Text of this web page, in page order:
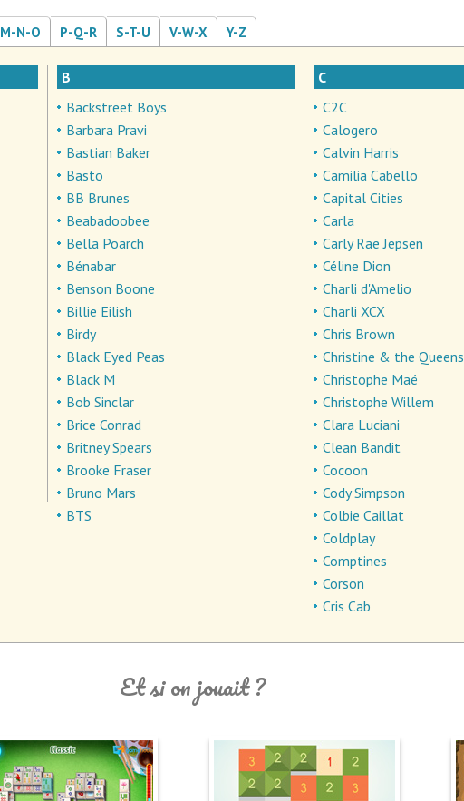
M-N-O P-Q-R S-T-U V-W-X Y-Z
B
Backstreet Boys
Barbara Pravi
Bastian Baker
Basto
BB Brunes
Beabadoobee
Bella Poarch
Bénabar
Benson Boone
Billie Eilish
Birdy
Black Eyed Peas
Black M
Bob Sinclar
Brice Conrad
Britney Spears
Brooke Fraser
Bruno Mars
BTS
C
C2C
Calogero
Calvin Harris
Camilia Cabello
Capital Cities
Carla
Carly Rae Jepsen
Céline Dion
Charli d'Amelio
Charli XCX
Chris Brown
Christine & the Queens
Christophe Maé
Christophe Willem
Clara Luciani
Clean Bandit
Cocoon
Cody Simpson
Colbie Caillat
Coldplay
Comptines
Corson
Cris Cab
Et si on jouait ?